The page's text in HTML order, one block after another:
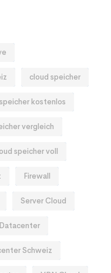
cloud speicher
kostenlos
vergleich
speicher voll
Firewall
Server Cloud
Schweiz